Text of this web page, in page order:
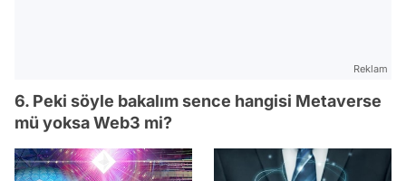
Reklam
6. Peki söyle bakalım sence hangisi Metaverse
mü yoksa Web3 mi?